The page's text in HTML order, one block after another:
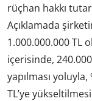
rüçhan hakkı
Açıklamada
1.000.000.000 TL
içerisinde,
yapılması
TL’ye